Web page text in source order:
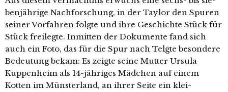
ben­jäh­ri­ge Nachforschung, in der Taylor den Spuren
sei­ner Vorfahren folg­te und ihre Geschichte Stück für
Stück frei­leg­te. Inmitten der Dokumente fand sich
auch ein Foto, das für die Spur nach Telgte beson­de­re
Bedeutung bekam: Es zeig­te sei­ne Mutter Ursula
Kuppenheim als 14-jäh­ri­ges Mädchen auf einem
Kotten im Münsterland, an ihrer Seite ein klei­